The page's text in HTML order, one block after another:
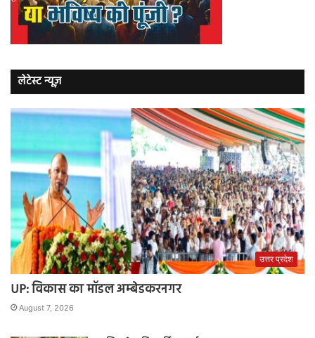
लेटेस्ट न्यूज़
उत्तर प्रदेश
UP: विकास का मॉडल अम्बेडकरनगर
August 7, 2026